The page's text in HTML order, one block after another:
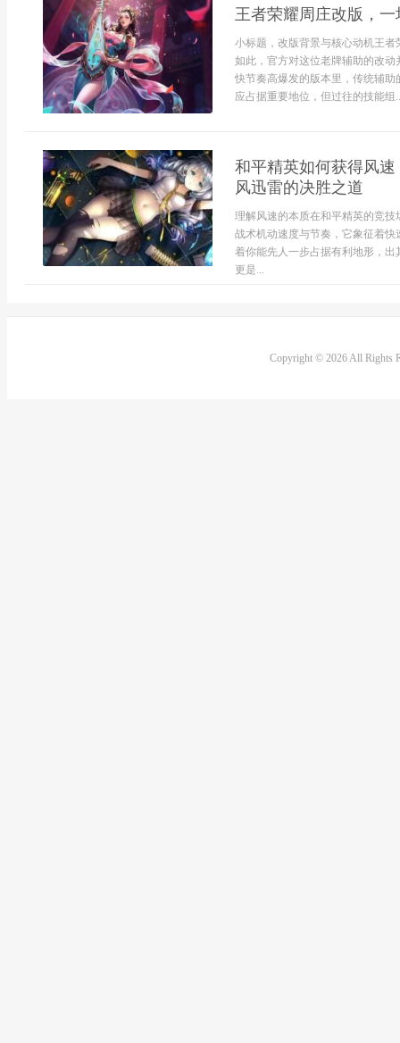
王者荣耀周庄改版，
小标题，改版背景与核心动机王
如此，官方对这位老牌辅助的改
快节奏高爆发的版本里，传统辅
应占据重要地位，但过往的技能组
和平精英如何获得风
风迅雷的决胜之道
理解风速的本质在和平精英的竞
战术机动速度与节奏，它象征着
着你能先人一步占据有利地形，
更是...
Copyright © 2026 All Rights